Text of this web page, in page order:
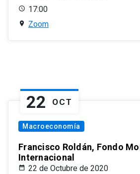
17:00
Zoom
22 OCT
Macroeconomía
Francisco Roldán, Fondo
Internacional
22 de Octubre de 2020